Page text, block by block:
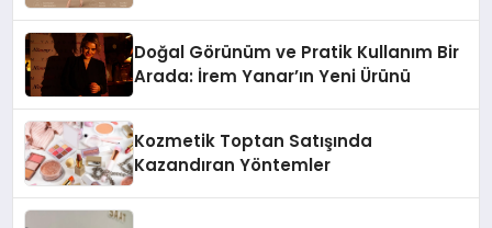
Doğal Görünüm ve Pratik Kullanım Bir
Arada: İrem Yanar’ın Yeni Ürünü
Kozmetik Toptan Satışında
Kazandıran Yöntemler